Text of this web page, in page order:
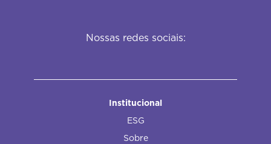
Nossas redes sociais:
Institucional
ESG
Sobre